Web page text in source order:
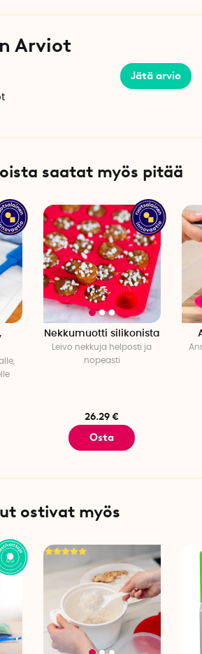
& PP-muovi
on saavatava punaisena, vihreänä
Arviot
Jätä arvio
saatat myös pitää
Nekkumuotti silikonista
Leivo nekkuja helposti ja
nopeasti
26.29 €
Osta
ostivat myös